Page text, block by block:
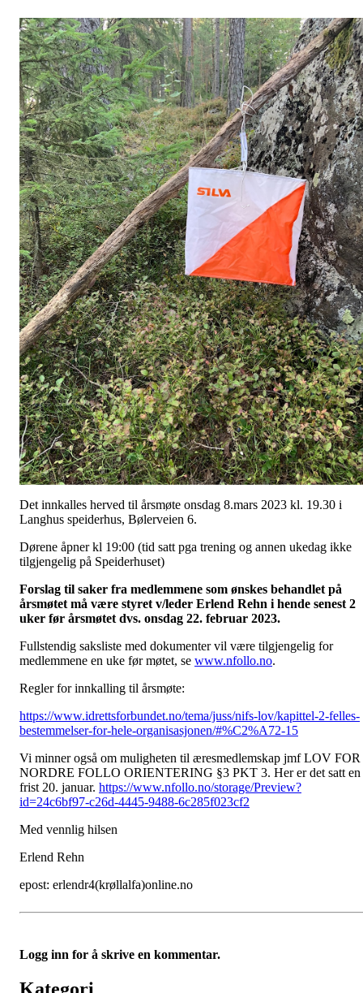
Det innkalles herved til årsmøte onsdag 8.mars 2023 kl. 19.30 i
Langhus speiderhus, Bølerveien 6.
Dørene åpner kl 19:00 (tid satt pga trening og annen ukedag ikke
tilgjengelig på Speiderhuset)
Forslag til saker fra medlemmene som ønskes behandlet på
årsmøtet må være styret v/leder Erlend Rehn i hende senest 2
uker før årsmøtet dvs. onsdag 22. februar 2023.
Fullstendig saksliste med dokumenter vil være tilgjengelig for
medlemmene en uke før møtet, se www.nfollo.no.
Regler for innkalling til årsmøte:
https://www.idrettsforbundet.no/tema/juss/nifs-lov/kapittel-2-felles-
bestemmelser-for-hele-organisasjonen/#%C2%A72-15
Vi minner også om muligheten til æresmedlemskap jmf LOV FOR
NORDRE FOLLO ORIENTERING §3 PKT 3. Her er det satt en
frist 20. januar. https://www.nfollo.no/storage/Preview?
id=24c6bf97-c26d-4445-9488-6c285f023cf2
Med vennlig hilsen
Erlend Rehn
epost: erlendr4(krøllalfa)online.no
Logg inn for å skrive en kommentar.